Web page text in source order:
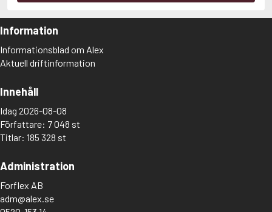
Information
Informationsblad om Alex
Aktuell driftinformation
Innehåll
Idag 2026-08-08
Författare: 7 048 st
Titlar: 185 328 st
Administration
Forflex AB
adm@alex.se